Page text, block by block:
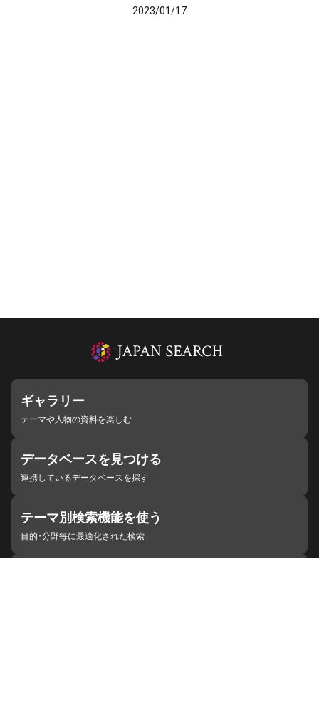
2023/01/17
ギャラリー
テーマや人物の資料を楽しむ
データベースを見つける
連携しているデータベースを探す
テーマ別検索機能を使う
目的・分野毎に最適化された検索